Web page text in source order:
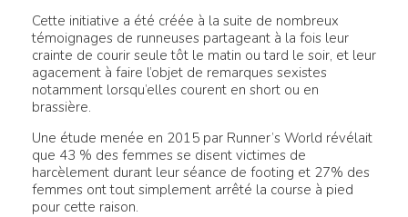
Cette initiative a été créée à la suite de nombreux
témoignages de runneuses partageant à la fois leur
crainte de courir seule tôt le matin ou tard le soir, et leur
agacement à faire l’objet de remarques sexistes
notamment lorsqu’elles courent en short ou en
brassière.
Une étude menée en 2015 par Runner’s World révélait
que 43 % des femmes se disent victimes de
harcèlement durant leur séance de footing et 27% des
femmes ont tout simplement arrêté la course à pied
pour cette raison.